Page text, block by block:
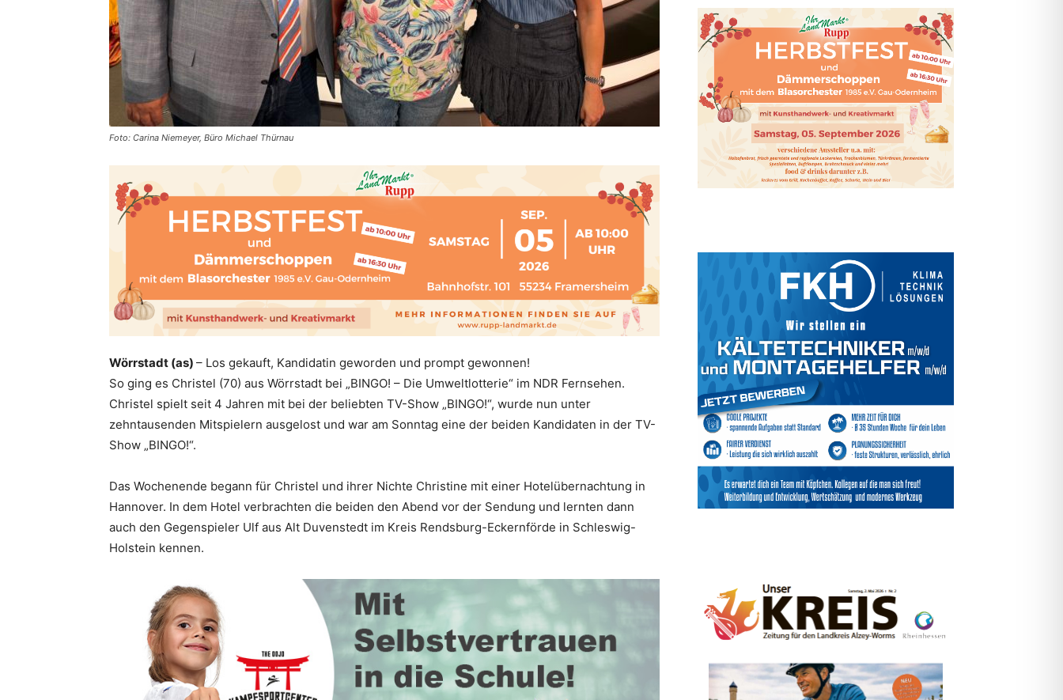
Foto: Carina Niemeyer, Büro Michael Thürnau
Wörrstadt (as) – Los gekauft, Kandidatin geworden und prompt gewonnen!
So ging es Christel (70) aus Wörrstadt bei „BINGO! – Die Umweltlotterie“ im NDR Fernsehen.
Christel spielt seit 4 Jahren mit bei der beliebten TV-Show „BINGO!“, wurde nun unter
zehntausenden Mitspielern ausgelost und war am Sonntag eine der beiden Kandidaten in der TV-
Show „BINGO!“.
Das Wochenende begann für Christel und ihrer Nichte Christine mit einer Hotelübernachtung in
Hannover. In dem Hotel verbrachten die beiden den Abend vor der Sendung und lernten dann
auch den Gegenspieler Ulf aus Alt Duvenstedt im Kreis Rendsburg-Eckernförde in Schleswig-
Holstein kennen.